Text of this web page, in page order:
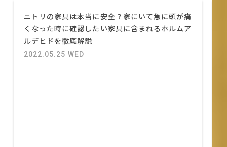
ニトリの家具は本当に安全？家にいて急に頭が痛
くなった時に確認したい家具に含まれるホルムア
ルデヒドを徹底解説
2022.05.25 WED